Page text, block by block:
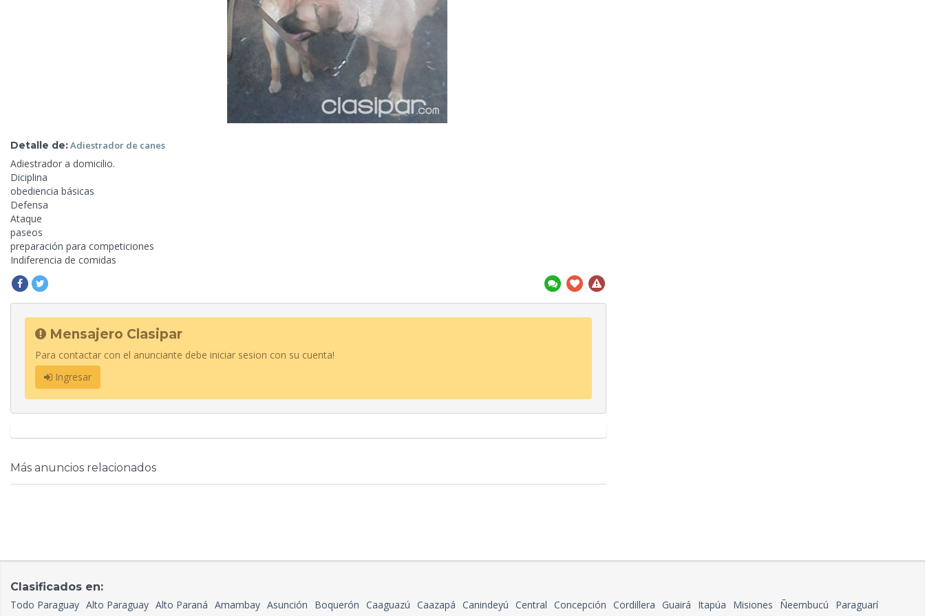
Detalle de:Adiestrador de canes
Adiestrador a domicilio.
Diciplina
obediencia básicas
Defensa
Ataque
paseos
preparación para competiciones
Indiferencia de comidas
Mensajero Clasipar
Para contactar con el anunciante debe iniciar sesion con su cuenta!
Ingresar
Más anuncios relacionados
Clasificados en:
Todo Paraguay Alto Paraguay Alto Paraná Amambay Asunción Boquerón Caaguazú Caazapá Canindeyú Central Concepción Cordillera Guairá Itapúa Misiones Ñeembucú
Paraguarí